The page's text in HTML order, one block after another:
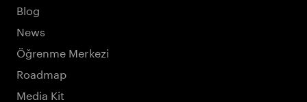
Blog
News
Öğrenme Merkezi
Roadmap
Media Kit